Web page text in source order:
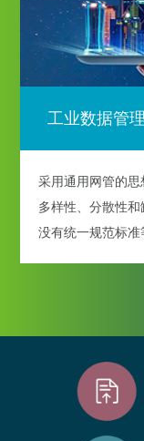
工业数据管
采用通用网管的
多样性、分散性
没有统一规范标准